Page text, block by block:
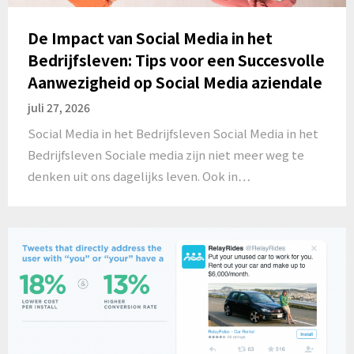
De Impact van Social Media in het
Bedrijfsleven: Tips voor een Succesvolle
Aanwezigheid op Social Media aziendale
juli 27, 2026
Social Media in het Bedrijfsleven Social Media in het
Bedrijfsleven Sociale media zijn niet meer weg te
denken uit ons dagelijks leven. Ook in…